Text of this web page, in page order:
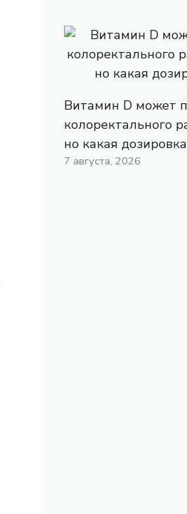
Витамин D может
колоректального
но какая
7 августа, 2026